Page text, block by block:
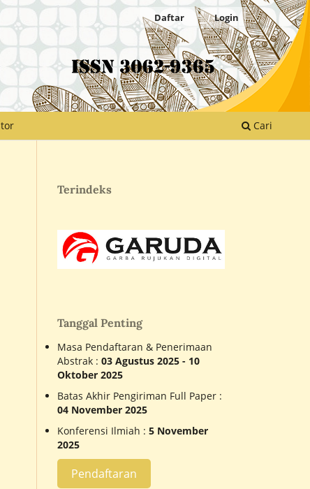
Cari
Daftar Login
Terindeks
Tanggal Penting
Masa Pendaftaran & Penerimaan
Abstrak : 03 Agustus 2025 - 10
Oktober 2025
Batas Akhir Pengiriman Full Paper :
04 November 2025
Konferensi Ilmiah : 5 November
2025
Pendaftaran